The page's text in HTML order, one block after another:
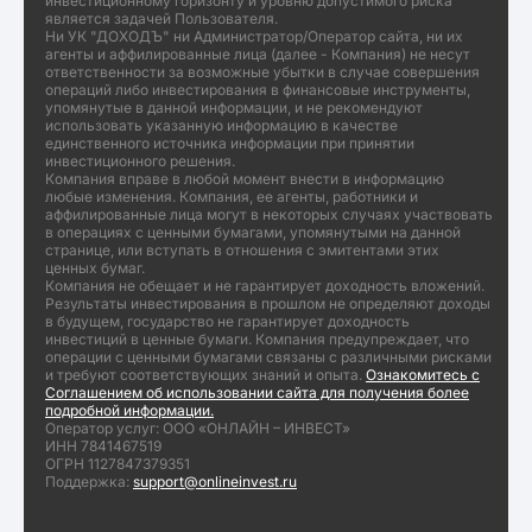
является задачей Пользователя.
Ни УК "ДОХОДЪ" ни Администратор/Оператор сайта, ни их
агенты и аффилированные лица (далее - Компания) не несут
ответственности за возможные убытки в случае совершения
операций либо инвестирования в финансовые инструменты,
упомянутые в данной информации, и не рекомендуют
использовать указанную информацию в качестве
единственного источника информации при принятии
инвестиционного решения.
Компания вправе в любой момент внести в информацию
любые изменения. Компания, ее агенты, работники и
аффилированные лица могут в некоторых случаях участвовать
в операциях с ценными бумагами, упомянутыми на данной
странице, или вступать в отношения с эмитентами этих
ценных бумаг.
Компания не обещает и не гарантирует доходность вложений.
Результаты инвестирования в прошлом не определяют доходы
в будущем, государство не гарантирует доходность
инвестиций в ценные бумаги. Компания предупреждает, что
операции с ценными бумагами связаны с различными рисками
и требуют соответствующих знаний и опыта. Ознакомитесь с
Соглашением об использовании сайта для получения более
подробной информации.
Оператор услуг: ООО «ОНЛАЙН – ИНВЕСТ»
ИНН 7841467519
ОГРН 1127847379351
Поддержка: support@onlineinvest.ru